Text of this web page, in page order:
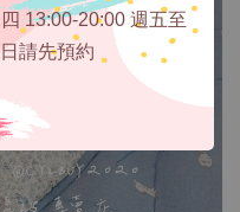
13:00-20:00 週五至
請先預約